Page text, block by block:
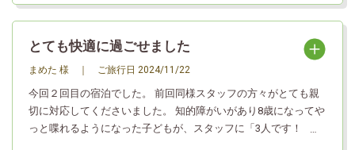
ビールサービスはとても良かったですね。子供にもジュース1杯
呂ありで、1泊では足りなかった感じです。 自宅からは少し遠い
のでなかなか伺うことは出来ませんが、機会があればぜひまた
とても快適に過ごせました
まめた 様 ご旅行日 2024/11/22
今回２回目の宿泊でした。 前回同様スタッフの方々がとても親
切に対応してくださいました。 知的障がいがあり8歳になってや
っと喋れるようになった子どもが、スタッフに「3人です！」と